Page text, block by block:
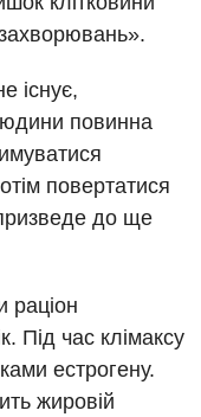
існує,
повинна
повертатися
до ще
раціон
Під час клімаксу
естрогену.
жировій